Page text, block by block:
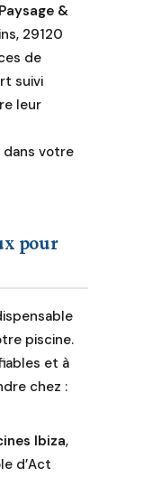
&
29120
de
suivi
leur
dans votre
pour
piscine.
et à
chez :
Ibiza,
d’Act